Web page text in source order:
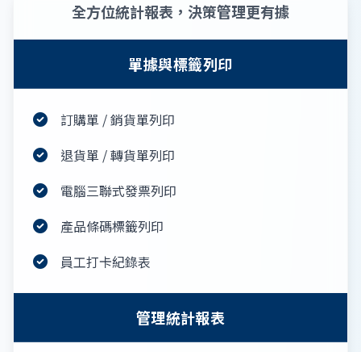
全方位統計報表，決策管理更有據
單據與標籤列印
訂購單 / 銷貨單列印
退貨單 / 轉貨單列印
電腦三聯式發票列印
產品條碼標籤列印
員工打卡紀錄表
管理統計報表